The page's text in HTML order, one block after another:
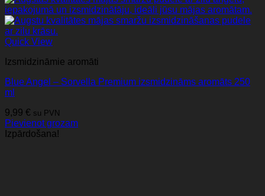
Quick View
Izsmidzināmie aromāti
Blue Angel – Sorvella Premium izsmidzināms aromāts 250
ml
9,99 € su PVN
Pievienot grozam
Izpārdošana!